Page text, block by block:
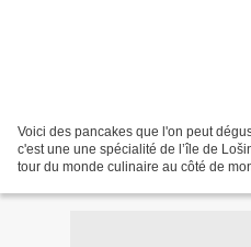
Voici des pancakes que l'on peut
c'est une une spécialité de l’île de
tour du monde culinaire au côté de